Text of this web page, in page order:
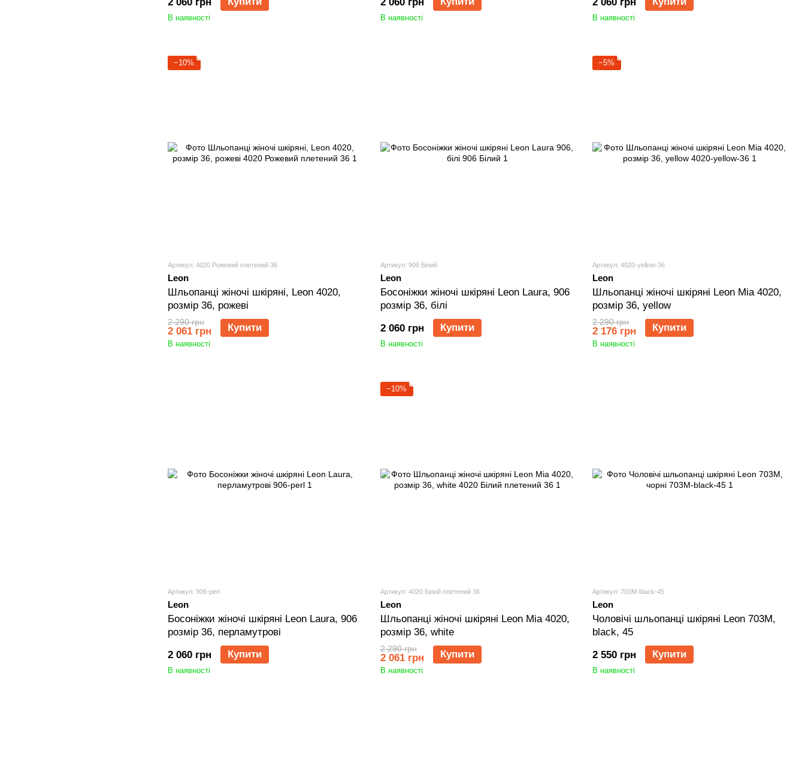
В наявності В наявності В наявності
−10%
Артикул: 4020 Рожевий плетений 36
Leon
Шльопанці жіночі шкіряні, Leon 4020,
розмір 36, рожеві
2 290 грн
2 061 грн Купити
В наявності
Артикул: 906 Білий
Leon
Босоніжки жіночі шкіряні Leon Laura, 906
розмір 36, білі
2 060 грн
Купити
В наявності
−5%
Артикул: 4020-yellow-36
Leon
Шльопанці жіночі шкіряні Leon Mia 4020,
розмір 36, yellow
2 290 грн
2 176 грн Купити
В наявності
Артикул: 906-perl
Leon
Босоніжки жіночі шкіряні Leon Laura, 906
розмір 36, перламутрові
2 060 грн
Купити
В наявності
−10%
Артикул: 4020 Білий плетений 36
Leon
Шльопанці жіночі шкіряні Leon Mia 4020,
розмір 36, white
2 290 грн
2 061 грн Купити
В наявності
Артикул: 703M-black-45
Leon
Чоловічі шльопанці шкіряні Leon 703M,
black, 45
2 550 грн
Купити
В наявності